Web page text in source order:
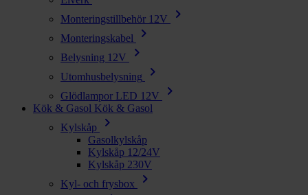
Monteringstillbehör 12V chevron_right
Monteringskabel chevron_right
Belysning 12V chevron_right
Utomhusbelysning chevron_right
Glödlampor LED 12V chevron_right
Kök & Gasol Kök & Gasol
Kylskåp
chevron_right
Gasolkylskåp
Kylskåp 12/24V
Kylskåp 230V
Kyl- och frysbox
chevron_right